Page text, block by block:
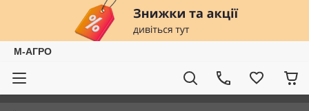
М-АГРО